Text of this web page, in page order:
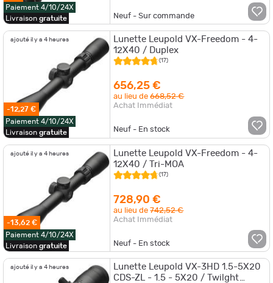
Paiement 4/10/24X
Livraison gratuite Neuf - Sur commande
ajouté il y a 4 heures
-12,27 €
Paiement 4/10/24X
Livraison gratuite
Lunette Leupold VX-Freedom - 4-
12X40 / Duplex
(17)
656,25 €
au lieu de668,52 €
Achat Immédiat
Neuf - En stock
ajouté il y a 4 heures
-13,62 €
Paiement 4/10/24X
Livraison gratuite
Lunette Leupold VX-Freedom - 4-
12X40 / Tri-MOA
(17)
728,90 €
au lieu de742,52 €
Achat Immédiat
Neuf - En stock
ajouté il y a 4 heures
Lunette Leupold VX-3HD 1.5-5X20
CDS-ZL - 1.5 - 5X20 / Twilght